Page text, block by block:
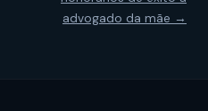
advogado da mãe →